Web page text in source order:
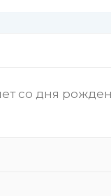
со дня